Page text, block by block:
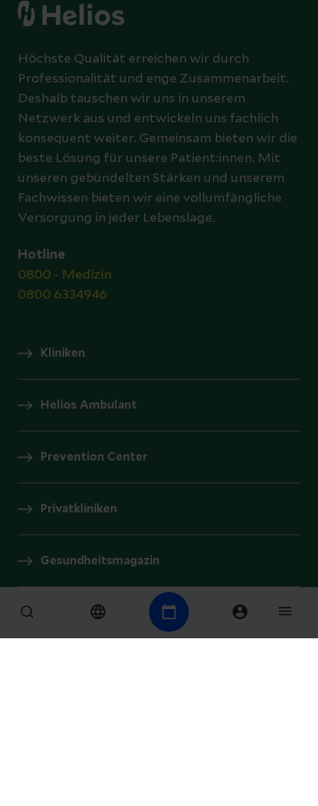
Höchste Qualität erreichen wir durch
Professionalität und enge Zusammenarbeit.
Deshalb tauschen wir uns in unserem
Netzwerk aus und entwickeln uns fachlich
konsequent weiter. Gemeinsam bieten wir die
beste Lösung für unsere Patient:innen. Mit
unseren gebündelten Stärken und unserem
Fachwissen bieten wir eine vollumfängliche
Versorgung in jeder Lebenslage.
Hotline
0800 - Medizin
0800 6334946
Kliniken
Helios Ambulant
Prevention Center
Privatkliniken
Gesundheitsmagazin
Presse und Aktuelles